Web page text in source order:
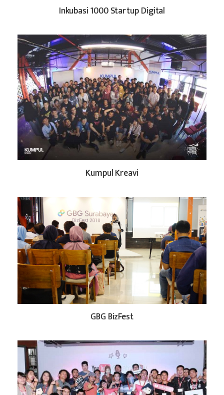
Inkubasi 1000 Startup Digital
Kumpul Kreavi
GBG BizFest